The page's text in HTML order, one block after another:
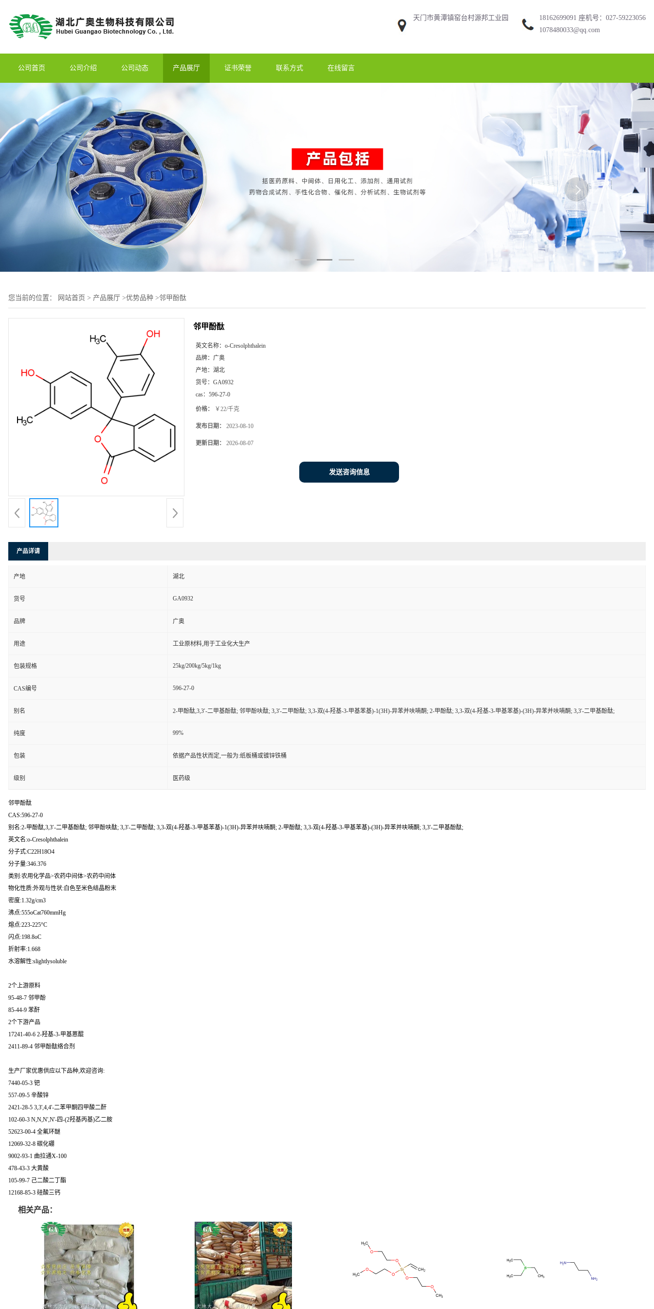
天门市黄潭镇窑台村源邦工业园
18162699091 座机号：027-59223056
1078480033@qq.com
公司首页 公司介绍 公司动态 产品展厅 证书荣誉 联系方式 在线留言
您当前的位置： 网站首页 > 产品展厅 >优势品种 >邻甲酚酞
邻甲酚酞
英文名称： o-Cresolphthalein
品牌： 广奥
产地： 湖北
货号： GA0932
cas： 596-27-0
价格： ￥22/千克
发布日期： 2023-08-10
更新日期： 2026-08-07
发送咨询信息
产品详请
产地 湖北
货号 GA0932
品牌 广奥
用途 工业原材料,用于工业化大生产
包装规格 25kg/200kg/5kg/1kg
CAS编号 596-27-0
别名 2-甲酚酞,3,3′-二甲基酚酞; 邻甲酚呋酞; 3,3'-二甲酚酞; 3,3-双(4-羟基-3-甲基苯基)-1(3H)-异苯并呋喃酮; 2-甲酚酞; 3,3-双(4-羟基-3-甲基苯基)-(3H)-异苯并呋喃酮; 3,3'-二甲基酚酞;
纯度 99%
包装 依据产品性状而定,一般为:纸板桶或镀锌铁桶
级别 医药级
邻甲酚酞
CAS:596-27-0
别名:2-甲酚酞,3,3′-二甲基酚酞; 邻甲酚呋酞; 3,3'-二甲酚酞; 3,3-双(4-羟基-3-甲基苯基)-1(3H)-异苯并呋喃酮; 2-甲酚酞; 3,3-双(4-羟基-3-甲基苯基)-(3H)-异苯并呋喃酮; 3,3'-二甲基酚酞;
英文名:o-Cresolphthalein
分子式:C22H18O4
分子量:346.376
类别:农用化学品>农药中间体>农药中间体
物化性质:外观与性状:白色至米色结晶粉末
密度:1.32g/cm3
沸点:555oCat760mmHg
熔点:223-225°C
闪点:198.8oC
折射率:1.668
水溶解性:slightlysoluble
2个上游原料
95-48-7 邻甲酚
85-44-9 苯酐
2个下游产品
17241-40-6 2-羟基-3-甲基蒽醌
2411-89-4 邻甲酚酞络合剂
生产厂家优惠供应以下品种,欢迎咨询:
7440-05-3 钯
557-09-5 辛酸锌
2421-28-5 3,3',4,4'-二苯甲酮四甲酸二酐
102-60-3 N,N,N',N'-四-(2羟基丙基)乙二胺
52623-00-4 全氟环醚
12069-32-8 碳化硼
9002-93-1 曲拉通X-100
478-43-3 大黄酸
105-99-7 己二酸二丁酯
12168-85-3 硅酸三钙
相关产品：